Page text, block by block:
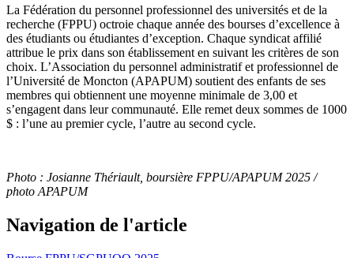
La Fédération du personnel professionnel des universités et de la
recherche (FPPU) octroie chaque année des bourses d’excellence à
des étudiants ou étudiantes d’exception. Chaque syndicat affilié
attribue le prix dans son établissement en suivant les critères de son
choix. L’Association du personnel administratif et professionnel de
l’Université de Moncton (APAPUM) soutient des enfants de ses
membres qui obtiennent une moyenne minimale de 3,00 et
s’engagent dans leur communauté. Elle remet deux sommes de 1000
$ : l’une au premier cycle, l’autre au second cycle.
Photo : Josianne Thériault, boursière FPPU/APAPUM 2025 /
photo APAPUM
Navigation de l'article